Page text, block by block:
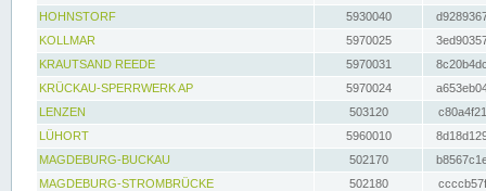
HOHNSTORF
5930040
KOLLMAR
5970025
KRAUTSAND REEDE
5970031
KRÜCKAU-SPERRWERK AP
5970024
LENZEN
503120
LÜHORT
5960010
MAGDEBURG-BUCKAU
502170
MAGDEBURG-STROMBRÜCKE
502180